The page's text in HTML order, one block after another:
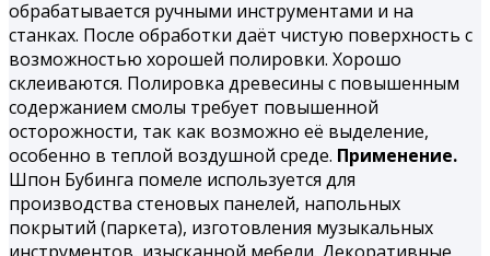
обрабатывается ручными инструментами и на
станках. После обработки даёт чистую поверхность с
возможностью хорошей полировки. Хорошо
склеиваются. Полировка древесины с повышенным
содержанием смолы требует повышенной
осторожности, так как возможно её выделение,
особенно в теплой воздушной среде. Применение.
Шпон Бубинга помеле используется для
производства стеновых панелей, напольных
покрытий (паркета), изготовления музыкальных